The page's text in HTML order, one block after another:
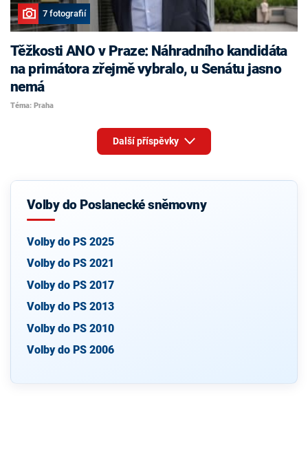
7 fotografií
Těžkosti ANO v Praze: Náhradního kandidáta
na primátora zřejmě vybralo, u Senátu jasno
nemá
Téma: Praha
Další příspěvky
Volby do Poslanecké sněmovny
Volby do PS 2025
Volby do PS 2021
Volby do PS 2017
Volby do PS 2013
Volby do PS 2010
Volby do PS 2006